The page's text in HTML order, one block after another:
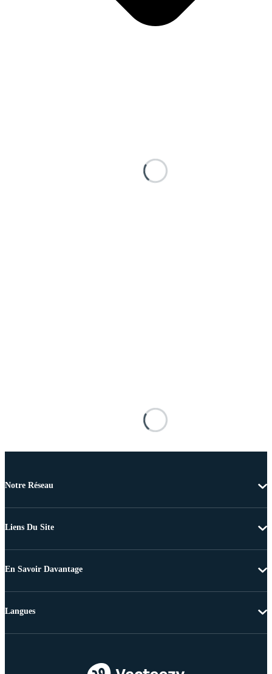
Notre Réseau
Liens Du Site
En Savoir Davantage
Langues